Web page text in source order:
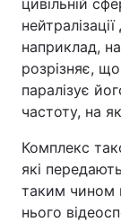
цивільній
наприклад,
розрізняє,
паралізує
частоту, на
Комплекс
які
таким чином
нього